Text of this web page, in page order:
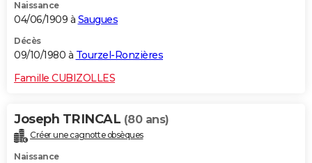
Naissance
04/06/1909 à Saugues
Décès
09/10/1980 à Tourzel-Ronzières
Famille CUBIZOLLES
Joseph TRINCAL (80 ans)
Créer une cagnotte obsèques
Naissance